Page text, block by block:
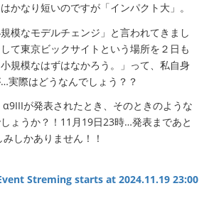
かなり短いのですが「インパクト大」。
模なモデルチェンジ」と言われてきまし
て東京ビックサイトという場所を２日も
規模なはずはなかろう。」って、私自身
実際はどうなんでしょう？？
が発表されたとき、そのときのような
ょうか？！11月19日23時…発表まであと
しかありません！！
Streming starts at 2024.11.19 23:00